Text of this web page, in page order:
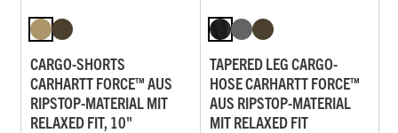
CARGO-SHORTS
CARHARTT FORCE™ AUS
RIPSTOP-MATERIAL MIT
RELAXED FIT, 10"
TAPERED LEG CARGO-
HOSE CARHARTT FORCE™
AUS RIPSTOP-MATERIAL
MIT RELAXED FIT